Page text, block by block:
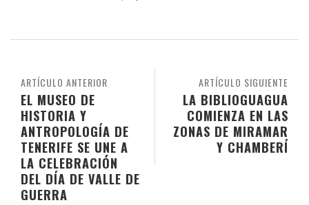
ARTÍCULO SIGUIENTE
LA BIBLIOGUAGUA
COMIENZA EN LAS
ZONAS DE MIRAMAR
Y CHAMBERÍ
ARTÍCULO ANTERIOR
EL MUSEO DE
HISTORIA Y
ANTROPOLOGÍA DE
TENERIFE SE UNE A
LA CELEBRACIÓN
DEL DÍA DE VALLE DE
GUERRA